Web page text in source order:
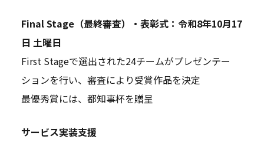
Final Stage（最終審査）・表彰式：令和8年10月17
日 土曜日
First Stageで選出された24チームがプレゼンテー
ションを行い、審査により受賞作品を決定
最優秀賞には、都知事杯を贈呈
サービス実装支援